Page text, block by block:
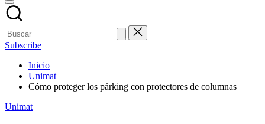
Subscribe
Inicio
Unimat
Cómo proteger los párking con protectores de columnas
Publicado
Unimat